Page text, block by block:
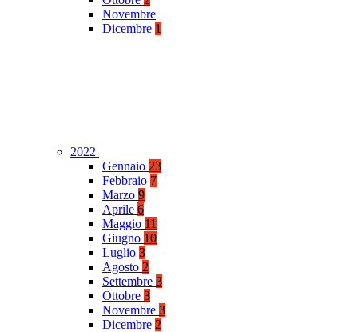
Novembre
Dicembre 1
2022
Gennaio 23
Febbraio 7
Marzo 9
Aprile 6
Maggio 11
Giugno 10
Luglio 3
Agosto 2
Settembre 3
Ottobre 3
Novembre 3
Dicembre 2